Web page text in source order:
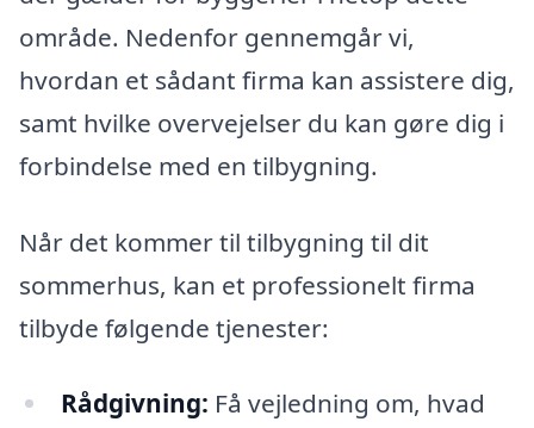
område. Nedenfor gennemgår vi,
hvordan et sådant firma kan assistere dig,
samt hvilke overvejelser du kan gøre dig i
forbindelse med en tilbygning.
Når det kommer til tilbygning til dit
sommerhus, kan et professionelt firma
tilbyde følgende tjenester:
Rådgivning: Få vejledning om, hvad